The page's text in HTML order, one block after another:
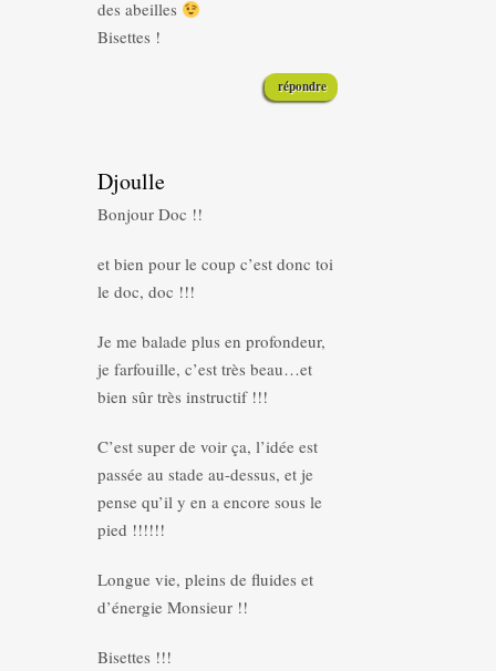
des abeilles
Bisettes !
répondre
Djoulle
Bonjour Doc !!
et bien pour le coup c’est donc toi
le doc, doc !!!
Je me balade plus en profondeur,
je farfouille, c’est très beau…et
bien sûr très instructif !!!
C’est super de voir ça, l’idée est
passée au stade au-dessus, et je
pense qu’il y en a encore sous le
pied !!!!!!
Longue vie, pleins de fluides et
d’énergie Monsieur !!
Bisettes !!!